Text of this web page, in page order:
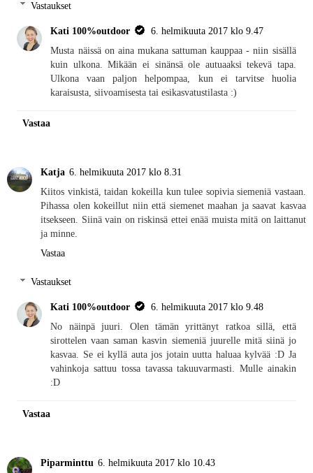
Vastaukset
Kati 100%outdoor
6. helmikuuta 2017 klo 9.47
Musta näissä on aina mukana sattuman kauppaa - niin sisällä
kuin ulkona. Mikään ei sinänsä ole autuaaksi tekevä tapa.
Ulkona vaan paljon helpompaa, kun ei tarvitse huolia
karaisusta, siivoamisesta tai esikasvatustilasta :)
Vastaa
Katja 6. helmikuuta 2017 klo 8.31
Kiitos vinkistä, taidan kokeilla kun tulee sopivia siemeniä vastaan.
Pihassa olen kokeillut niin että siemenet maahan ja saavat kasvaa
itsekseen. Siinä vain on riskinsä ettei enää muista mitä on laittanut
ja minne.
Vastaa
Vastaukset
Kati 100%outdoor
6. helmikuuta 2017 klo 9.48
No näinpä juuri. Olen tämän yrittänyt ratkoa sillä, että
sirottelen vaan saman kasvin siemeniä juurelle mitä siinä jo
kasvaa. Se ei kyllä auta jos jotain uutta haluaa kylvää :D Ja
vahinkoja sattuu tossa tavassa takuuvarmasti. Mulle ainakin
:D
Vastaa
Piparminttu 6. helmikuuta 2017 klo 10.43